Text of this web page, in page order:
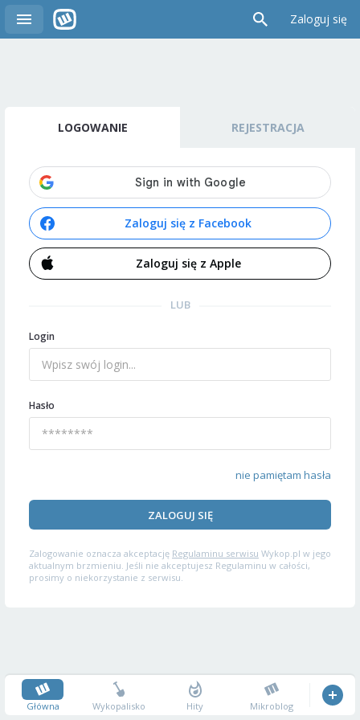
Zaloguj się
LOGOWANIE REJESTRACJA
Zaloguj się z Facebook
Zaloguj się z Apple
LUB
Login
Hasło
nie pamiętam hasła
ZALOGUJ SIĘ
Zalogowanie oznacza akceptację Regulaminu serwisu Wykop.pl w jego
aktualnym brzmieniu. Jeśli nie akceptujesz Regulaminu w całości,
prosimy o niekorzystanie z serwisu.
Główna Wykopalisko Hity Mikroblog